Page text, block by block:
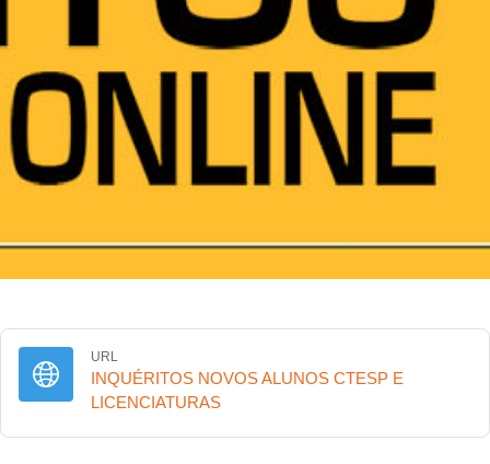
URL
INQUÉRITOS NOVOS ALUNOS CTESP E
LICENCIATURASURL